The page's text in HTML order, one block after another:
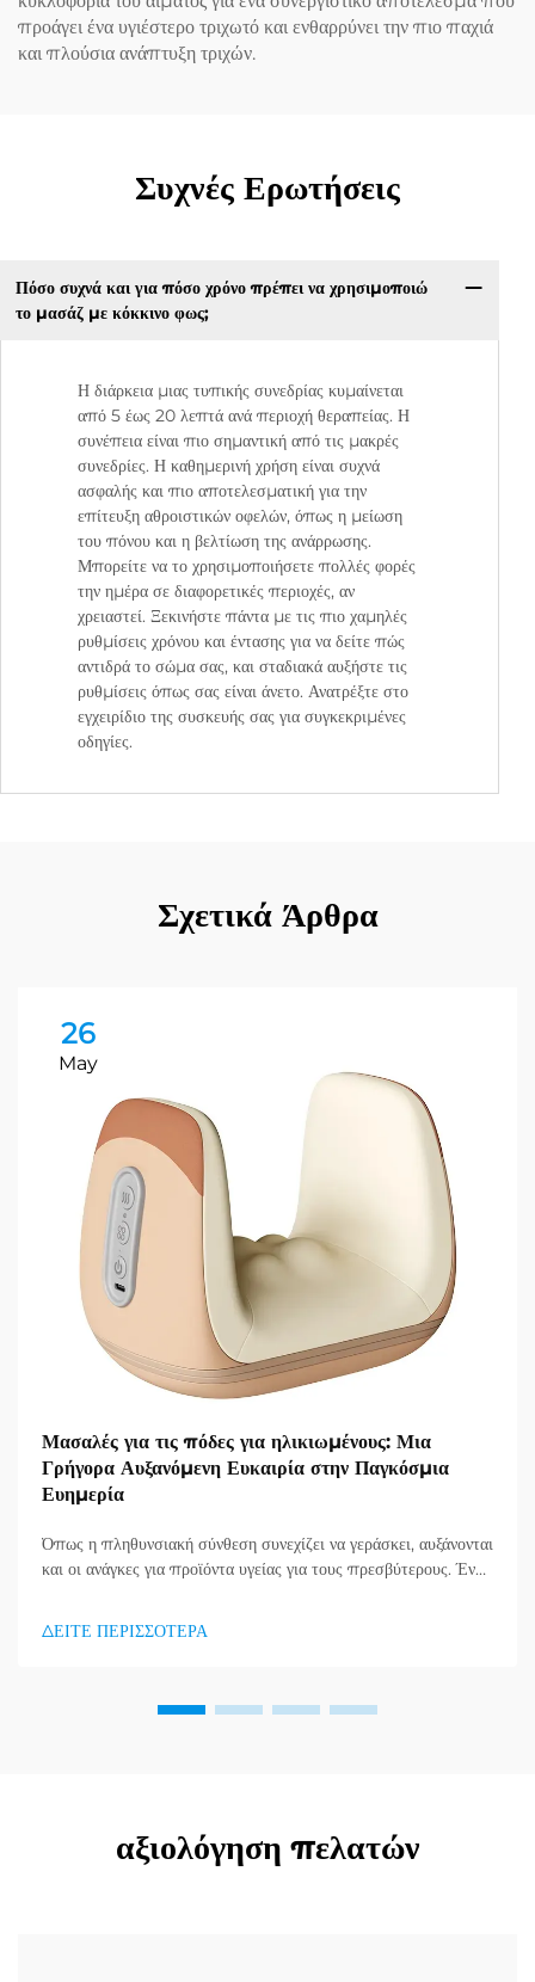
προάγει ένα υγιέστερο τριχωτό και ενθαρρύνει την πιο παχιά
και πλούσια ανάπτυξη τριχών.
Συχνές Ερωτήσεις
Πόσο συχνά και για πόσο χρόνο πρέπει να χρησιμοποιώ
το μασάζ με κόκκινο φως;
Η διάρκεια μιας τυπικής συνεδρίας κυμαίνεται
από 5 έως 20 λεπτά ανά περιοχή θεραπείας. Η
συνέπεια είναι πιο σημαντική από τις μακρές
συνεδρίες. Η καθημερινή χρήση είναι συχνά
ασφαλής και πιο αποτελεσματική για την
επίτευξη αθροιστικών οφελών, όπως η μείωση
του πόνου και η βελτίωση της ανάρρωσης.
Μπορείτε να το χρησιμοποιήσετε πολλές φορές
την ημέρα σε διαφορετικές περιοχές, αν
χρειαστεί. Ξεκινήστε πάντα με τις πιο χαμηλές
ρυθμίσεις χρόνου και έντασης για να δείτε πώς
αντιδρά το σώμα σας, και σταδιακά αυξήστε τις
ρυθμίσεις όπως σας είναι άνετο. Ανατρέξτε στο
εγχειρίδιο της συσκευής σας για συγκεκριμένες
οδηγίες.
Σχετικά Άρθρα
26
May
Μασαλές για τις πόδες για ηλικιωμένους: Μια
Γρήγορα Αυξανόμενη Ευκαιρία στην Παγκόσμια
Ευημερία
Όπως η πληθυνσιακή σύνθεση συνεχίζει να γεράσκει, αυξάνονται
και οι ανάγκες για προϊόντα υγείας για τους πρεσβύτερους. Ένα
κινητικότητα και βοηθά στη διαχείριση της πόνου. Αυτό το
ΔΕΙΤΕ ΠΕΡΙΣΣΟΤΕΡΑ
αξιολόγηση πελατών